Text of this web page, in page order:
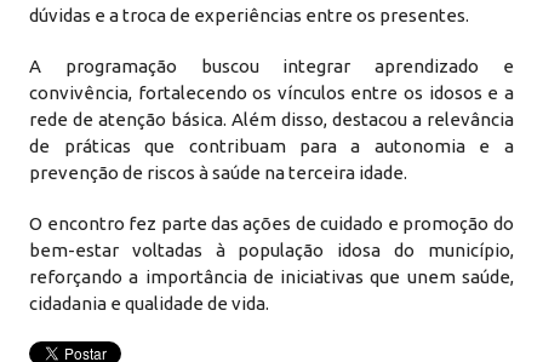
dúvidas e a troca de experiências entre os presentes.
A programação buscou integrar aprendizado e
convivência, fortalecendo os vínculos entre os idosos e a
rede de atenção básica. Além disso, destacou a relevância
de práticas que contribuam para a autonomia e a
prevenção de riscos à saúde na terceira idade.
O encontro fez parte das ações de cuidado e promoção do
bem-estar voltadas à população idosa do município,
reforçando a importância de iniciativas que unem saúde,
cidadania e qualidade de vida.